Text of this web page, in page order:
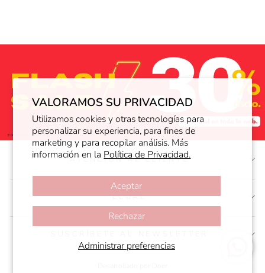
VALORAMOS SU PRIVACIDAD
Utilizamos cookies y otras tecnologías para
personalizar su experiencia, para fines de
marketing y para recopilar análisis. Más
información en la Política de Privacidad.
Administrar preferencias
Aceptar
Rechazar
ATENCIÓN AL CLIENTE
LEGAL